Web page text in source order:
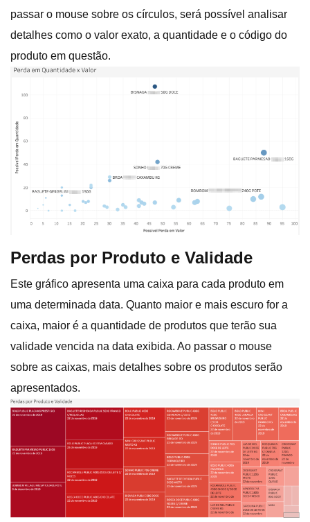
passar o mouse sobre os círculos, será possível analisar
detalhes como o valor exato, a quantidade e o código do
produto em questão.
Perdas por Produto e Validade
Este gráfico apresenta uma caixa para cada produto em
uma determinada data. Quanto maior e mais escuro for a
caixa, maior é a quantidade de produtos que terão sua
validade vencida na data exibida. Ao passar o mouse
sobre as caixas, mais detalhes sobre os produtos serão
apresentados.